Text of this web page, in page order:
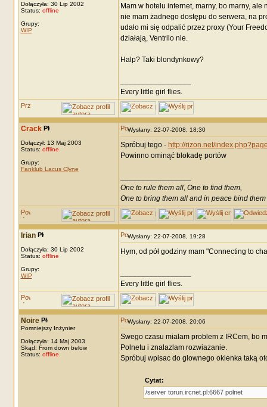
Dołączyła: 30 Lip 2002
Status: offline
Grupy:
WIP
Mam w hotelu internet, marny, bo marny, ale
nie mam żadnego dostępu do serwera, na
udało mi się odpalić przez proxy (Your
działają, Ventrilo nie.
Halp? Taki blondynkowy?
Every little girl flies.
Crack
Dołączył: 13 Maj 2003
Status: offline
Grupy:
Fanklub Lacus Clyne
Wysłany: 22-07-2008, 18:30
Spróbuj tego - http://rizon.net/
Powinno ominąć blokadę portów
One to rule them all, One to find them,
One to bring them all and in peace bind them
Irian
Dołączyła: 30 Lip 2002
Status: offline
Grupy:
WIP
Wysłany: 22-07-2008, 19:28
Hym, od pół godziny mam "Connecting to
Every little girl flies.
Noire
Pomniejszy Inżynier
Dołączyła: 14 Maj 2003
Skąd: From down below
Status: offline
Wysłany: 22-07-2008, 20:06
Swego czasu mialam problem z IRCem, bo
Polnetu i znalazlam rozwiazanie.
Spróbuj wpisac do glownego okienka taką
Cytat:
/server torun.ircnet.pl:6667 polnet